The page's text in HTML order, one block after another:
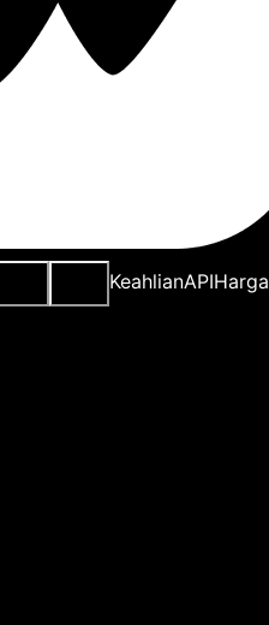
KeahlianAPIHarga